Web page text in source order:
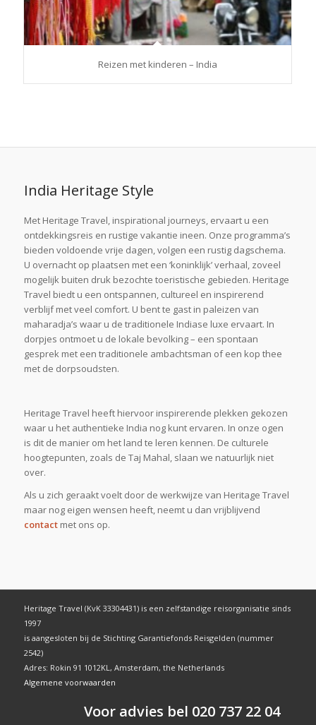
Reizen met kinderen – India
India Heritage Style
Met Heritage Travel, inspirational journeys, ervaart u een
ontdekkingsreis en rustige vakantie ineen. Onze programma’s
bieden voldoende vrije dagen, volgen een rustig dagschema.
U overnacht op plaatsen met een ‘koninklijk’ verhaal, zoveel
mogelijk buiten druk bezochte toeristische gebieden. Heritage
Travel biedt u een ontspannen, cultureel en inspirerend
verblijf met veel comfort. U bent te gast in paleizen van
maharadja’s waar u de traditionele Indiase luxe ervaart. In
dorpjes ontmoet u de lokale bevolking – een spontaan
gesprek met een traditionele ambachtsman of een kop thee
met de dorpsoudsten.
Heritage Travel heeft hiervoor inspirerende plekken gekozen
waar u het authentieke India nog kunt ervaren. In onze ogen
is dit de manier om het land te leren kennen. De culturele
hoogtepunten, zoals de Taj Mahal, slaan we natuurlijk niet
over.
Als u zich geraakt voelt door de werkwijze van Heritage Travel
maar nog eigen wensen heeft, neemt u dan vrijblijvend
contactmet ons op.
Heritage Travel (KvK 33304431) is een zelfstandige reisorganisatie sinds
1997
is aangesloten bij de Stichting Garantiefonds Reisgelden (nummer
2542)
Adres: Rokin 91 1012KL, Amsterdam, the Netherlands
Algemene voorwaarden
Voor advies bel 020 737 22 04